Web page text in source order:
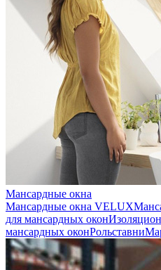
Мансардные окна
Мансардные окна VELUX
для мансардных окон
мансардных оконРольставни